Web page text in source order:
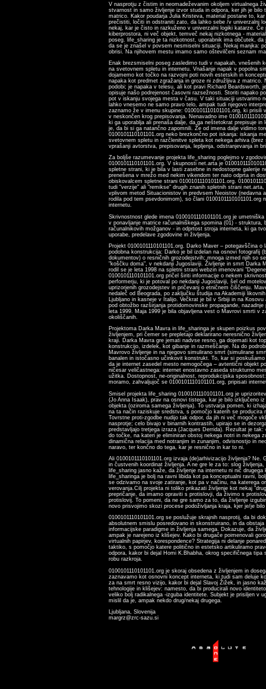
V nasprotju z čistim in neomadeževanim okoljem virtualnega
stvarnost in samo življenje izvor studa in odpora, ker jih je bilo
matrico. Kakor poudarja Julia Kristeva, material postane to,
prečistiti, ločiti in odstraniti zato, da lahko sebe /v univerzalni
nekaj, kar je čisto in razkuženo v univerzalni logiki katarze. Če
kiberprostora, ni več objekt, temveč nekaj nizkotnega -
poseg. life_sharing je ta nizkotnost, uporabnik ima občutek, da
da se je znašel v povsem nesmiselni situaciji. Nekaj manjka:
obrisi. Na njihovem mestu imamo samo oštevilčeni seznam
Enak brezsmiselni poseg zasledimo tudi v napakah, vnešenih
na svetovnem spletu in internetu. Vnašanje napak v popolna
dojamemo kot točko na razvojni poti novih estetskih in
napaka kot predmet zgražanja in groze ni združljiva z matrico.
podobi; je napaka v telesu, ali kot pravi Richard Beardsworth,
opisuje našo podrejenost časovni razsežnosti. Storiti napako
pot v iskanju svojega mesta v času. V taki situaciji ustvarimo
lahko vnesemo ne samo pravo telo, ampak tudi njegovo
zaznamo že v imenu skupine: 0100101110101101.org, ki prisili
v neskončen krog prepisovanja. Nenavadno ime
ki ga uporablja ali prenaša dalje, da ga neštetokrat prepisuje in
je, da bi si ga natančno zapomnili. Že od imena dalje vidimo
0100101110101101.org neko brezkončno pot iskanja: iskanja
svetovnem spletu in razčlenitve spleta kot nekega arhiva (brez
vprašanji avtorstva, prepisovanja, lepljenja, odstranjevanja in
Za boljše razumevanje projekta life_sharing poglejmo v
0100101110101101.org. V skupnosti net.arta je
spletne strani, ki je bila v lasti zasebne in nedostopne galerije
prenešena v mrežo med nekim vikendom ter nato odprta in
obiskovalcem spletne strani 0100101110101101.org.
tudi "verzije" ali "remikse" drugih znanih spletnih strani net.arta,
vplivom metod Situacionistov in predvsem Neoistov (nedavna
rodila pod tem psevdonimom), so člani 0100101110101101.org
internetu.
Skrivnostnost glede imena 0100101110101101.org je
v ponavljanje matrice računalniškega spomina (01) - struktura,
računalnikovih možganov - in odprtost stroja interneta, ki ga
uporabe, predelave zgodovine in življenja.
Projekt 0100101110101101.org. Darko Maver – potegavščina o
podobna konstrukcija: Darko je bil izdelan na osnovi fotografij
dokumentov) o resničnih grozodejstvih; mnoga izmed njih so
"koščku doma", v nekdanji Jugoslaviji. Življenje in smrt Darka
rodil se je leta 1998 na spletni strani webzin imenovani
0100101110101101.org pričel širiti informacije o nekem
performerju, ki je potoval po nekdanji Jugoslaviji, šel od
uprizorjenih grozodejstev in pričevanj o etničnem čiščenju.
nedaleč od Beograda, po zaključku študija na Akademiji
Ljubljano in kasneje v Italijo. Večkrat je bil v Srbiji in na
pod obtožbo razširjanja protidomovinske propagande,
leta 1999. Maja 1999 je bila objavljena vest o Mavrovi smrti v
okoliščanih.
Projektoma Darka Mavra in life_sharinga je skupen poizkus
življenjem, pri čemer se prepletajo deklarirano neresnično
kraji. Darka Mavra gre jemati nadvse resno, ga dojemati kot
konstrukcijo, izdelek, kot gibanje in razmeščanje. Na do
Mavrovo življenje in na njegovo simulirano smrt (simulirane
banalen in istočasno učinkovit konstrukt. To, kar si
da je internet zasedel mesto nemogočega – avtentični objekt
ničesar veličastnega: internet enostavno zaseda strukturno
užitka. Dostopnost, ne-originalnost, reprodukcijska
moramo, zahvaljujoč se 0100101110101101.org, pripisati
Smisel projekta life_sharing 0100101110101101.org je
(Jo Anna Isaak), prav na osnovi tistega, kar je bilo izključeno iz
objekta (oziroma samega življenja). To ustvarja pomen, ki
na ta način raziskuje sredstva, s pomočjo katerih se producira
Tovrstne proti-zgodbe nudijo tak odpor, da jih ni več mogoče
nasprotje; celo bivajo v binarnih kontrastih, upirajo se in
predstavljajo tretjega izraza (Jacques Derrida). Rezultat je tak:
do točke, na kateri je eliminiran obstoj nekega notri in nekega
dinamična relacija med notranjim in zunanjim, odvisnostjo in
naravo, ter končno do tega, kar je resnično in kar to ni.
Ali 0100101110101101.org izvaja (de)arhivizacijo življenja? Ne.
in čustvenih koordinat življenja. A ne gre le za to: slog
life_sharing jasno kaže, da življenje na internetu ni nič drugega
life_sharinga je bolj na ravni libida kot pa konceptualni ravni,
se odzivamo na svoje zatiranje, kot pa v načinu, na katerega
verovanja.Cilj projekta ni toliko prikazati življenje kot nekaj
prepričanje, da imamo opraviti s protislovji, da živimo s
protislovij. To pomeni, da ne gre samo za to, da življenje
novo prisvojimo skozi procese podoživljanja kraja, kjer je/je
0100101110101101.org se poslužuje skrajnih nasprotij, da bi
absolutnem smislu posredovano in skonstruirano, in da
informacijske paradigme in življenja samega. Dokazuje, da
ampak je narejeno iz klišejev. Kako bi drugače poimenovali
virtualnih papirjev, korespondence? Strategija ni delanje
taktiko, s pomočjo katere politično in estetsko artikuliramo
odpora, kakor bi dejal Homi K.Bhabha, okrog specifičnega tipa
robu razkroja.
0100101110101101.org je skoraj obsedena z življenjem in
zaznavamo kot osnovni koncept interneta, ki tudi sam deluje
za na smrt resno vizijo, kakor bi dejal Slavoj Žižek, in jasno
tehnologije in klišejev: namesto, da bi producirali novo
veliko bolj radikalnega -izguba identitete. Subjekt je prisiljen v
mislil da je, ampak nekdo drug/nekaj drugega.
Ljubljana, Slovenija
margrz@zrc-sazu.si